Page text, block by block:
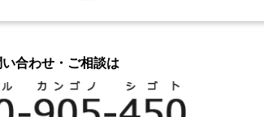
い合わせ・ご相談は